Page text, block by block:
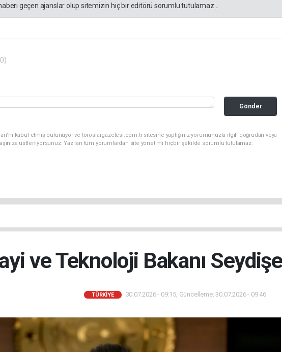
geçen ajanslar olup sitemizin hiç bir editörü sorumlu tutulamaz...
Gönder
kabul etmiş bulunuyor ve toroslargazetesi.com.tr sitesine yaptığınız yorumunuzla ilgili doğrudan veya
üstleniyorsunuz. Yazılan tüm yorumlardan site yönetimi hiçbir şekilde sorumlu tutulamaz.
ve Teknoloji Bakanı
TÜRKIYE 30.07.2026 - 09:15, Güncelleme: 30.07.2026 - 09:46